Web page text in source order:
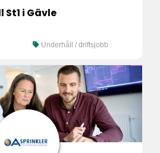
i Gävle
Underhåll / driftsjobb